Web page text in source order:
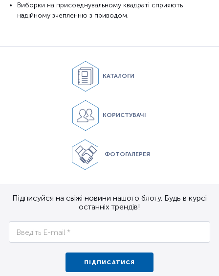
Виборки на присоеднувальному квадраті сприяють
надійному зчепленню з приводом.
КАТАЛОГИ
КОРИСТУВАЧІ
ФОТОГАЛЕРЕЯ
Підписуйся на свіжі новини нашого блогу. Будь в курсі
останніх трендів!
ПІДПИСАТИСЯ